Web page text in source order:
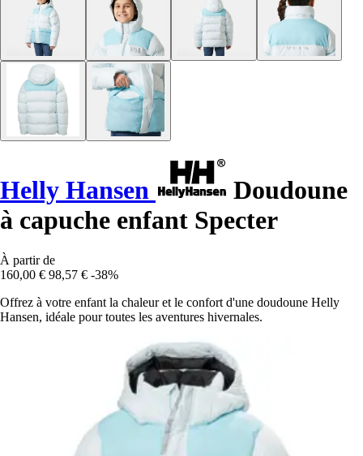
Helly Hansen
Doudoune
à capuche enfant Specter
À partir de
160,00 € 98,57 € -38%
Offrez à votre enfant la chaleur et le confort d'une doudoune Helly
Hansen, idéale pour toutes les aventures hivernales.